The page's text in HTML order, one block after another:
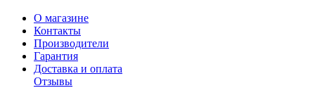
О магазине
Контакты
Производители
Гарантия
Доставка и оплата
Отзывы